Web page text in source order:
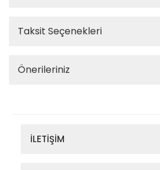
Taksit Seçenekleri
Önerileriniz
İLETİŞİM